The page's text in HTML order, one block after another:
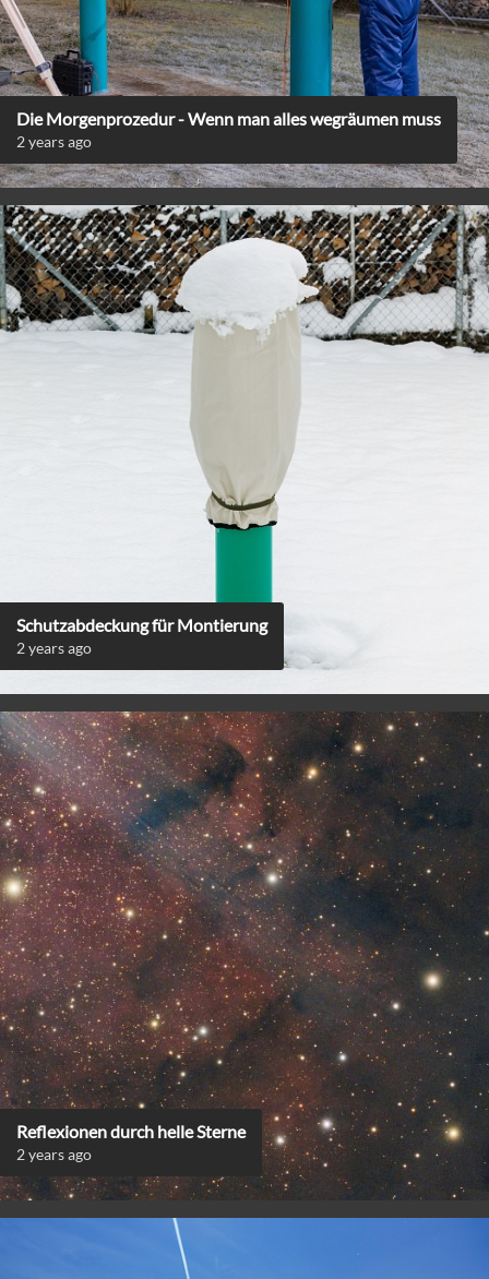
Die Morgenprozedur - Wenn man alles wegräumen muss
2 years ago
Schutzabdeckung für Montierung
2 years ago
Reflexionen durch helle Sterne
2 years ago